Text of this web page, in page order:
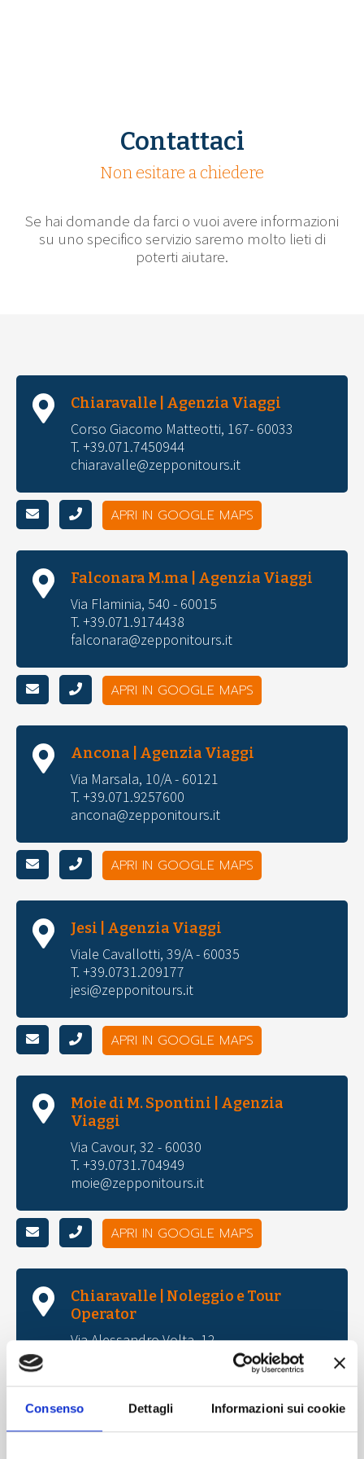
Consenso Dettagli Informazioni sui cookie
Contattaci
Non esitare a chiedere
Se hai domande da farci o vuoi avere informazioni
su uno specifico servizio saremo molto lieti di
poterti aiutare.
Chiaravalle | Agenzia Viaggi
Corso Giacomo Matteotti, 167- 60033
T. +39.071.7450944
chiaravalle@zepponitours.it
APRI IN GOOGLE MAPS
Falconara M.ma | Agenzia Viaggi
Via Flaminia, 540 - 60015
T. +39.071.9174438
falconara@zepponitours.it
APRI IN GOOGLE MAPS
Ancona | Agenzia Viaggi
Via Marsala, 10/A - 60121
T. +39.071.9257600
ancona@zepponitours.it
APRI IN GOOGLE MAPS
Jesi | Agenzia Viaggi
Viale Cavallotti, 39/A - 60035
T. +39.0731.209177
jesi@zepponitours.it
APRI IN GOOGLE MAPS
Moie di M. Spontini | Agenzia
Viaggi
Via Cavour, 32 - 60030
T. +39.0731.704949
moie@zepponitours.it
APRI IN GOOGLE MAPS
Chiaravalle | Noleggio e Tour
Operator
Via Alessandro Volta, 12